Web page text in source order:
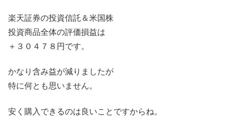
楽天証券の投資信託＆米国株
投資商品全体の評価損益は
＋３０４７８円です。
かなり含み益が減りましたが
特に何とも思いません。
安く購入できるのは良いことですからね。